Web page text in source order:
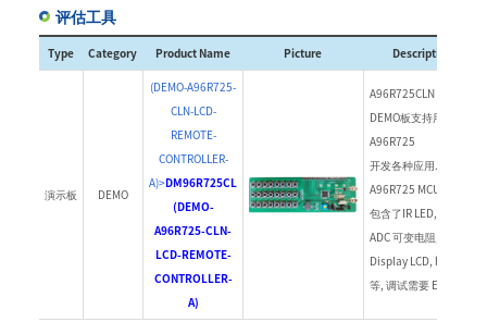
评估工具
Type Category Product Name Picture Description
演示板 DEMO
(DEMO-A96R725-
CLN-LCD-
REMOTE-
CONTROLLER-
A)>DM96R725CL
(DEMO-
A96R725-CLN-
LCD-REMOTE-
CONTROLLER-
A)
A96R725CLN
DEMO板支持用户利用
A96R725
开发各种应用. 基于
A96R725 MCU，
包含了IR LED, 按钮,
ADC 可变电阻,
Display LCD, buzzer
等, 调试需要 E-OCD Ⅱ.